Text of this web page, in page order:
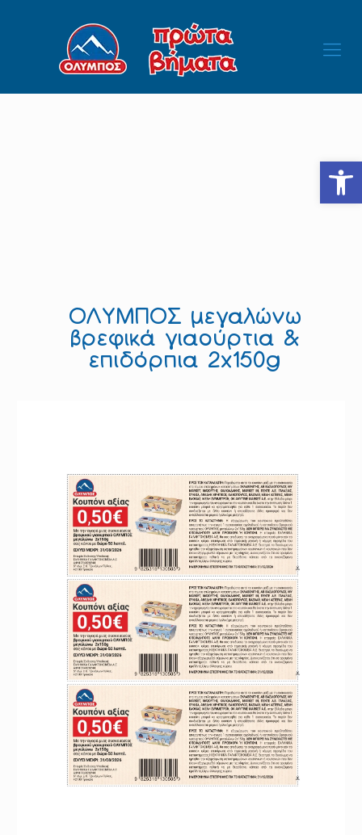
ΟΛΥΜΠΟΣ μεγαλώνω
βρεφικά γιαούρτια &
επιδόρπια 2x150g